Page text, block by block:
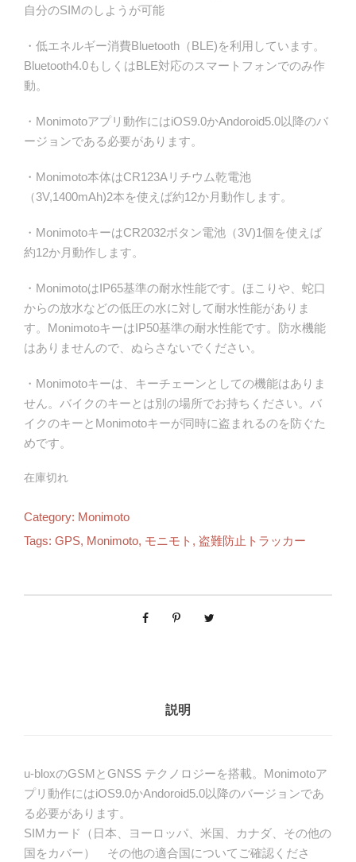
自分のSIMのしようが可能
・低エネルギー消費Bluetooth（BLE)を利用しています。
Bluetooth4.0もしくはBLE対応のスマートフォンでのみ作
動。
・Monimotoアプリ動作にはiOS9.0かAndoroid5.0以降のバ
ージョンである必要があります。
・Monimoto本体はCR123Aリチウム乾電池
（3V,1400mAh)2本を使えば約12か月動作します。
・MonimotoキーはCR2032ボタン電池（3V)1個を使えば
約12か月動作します。
・MonimotoはIP65基準の耐水性能です。ほこりや、蛇口
からの放水などの低圧の水に対して耐水性能がありま
す。MonimotoキーはIP50基準の耐水性能です。防水機能
はありませんので、ぬらさないでください。
・Monimotoキーは、キーチェーンとしての機能はありま
せん。バイクのキーとは別の場所でお持ちください。バ
イクのキーとMonimotoキーが同時に盗まれるのを防ぐた
めです。
在庫切れ
Category: Monimoto
Tags: GPS, Monimoto, モニモト , 盗難防止トラッカー
説明
u-bloxのGSMとGNSS テクノロジーを搭載。Monimotoア
プリ動作にはiOS9.0かAndoroid5.0以降のバージョンであ
る必要があります。
SIMカード（日本、ヨーロッパ、米国、カナダ、その他の
国をカバー） その他の適合国についてご確認くださ